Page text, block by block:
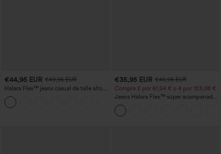
€44,95 EUR €49,95 EUR
Halara Flex™ jeans casual de talle alto
con bolsillos, pierna recta y lavados
€35,95 EUR €40,95 EUR
Compra 2 por 61,54 € o 4 por 123,08 €.
Jeans Halara Flex™ súper acampanado
elástico lavado bolsillo cruzado tiro alto